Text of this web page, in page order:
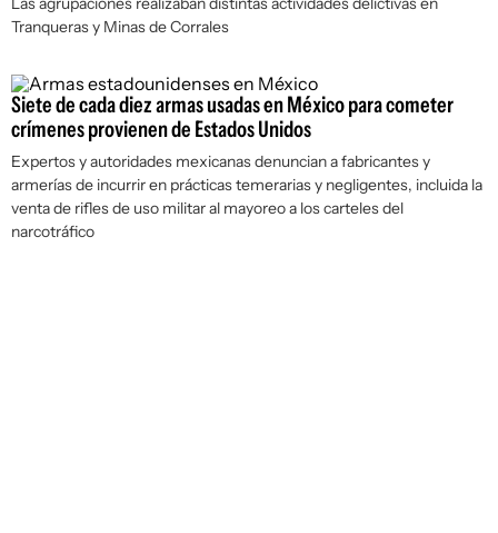
Tranqueras y Minas de Corrales
Siete de cada diez armas usadas en México para cometer
crímenes provienen de Estados Unidos
Expertos y autoridades mexicanas denuncian a fabricantes y
armerías de incurrir en prácticas temerarias y negligentes, incluida la
venta de rifles de uso militar al mayoreo a los carteles del
narcotráfico